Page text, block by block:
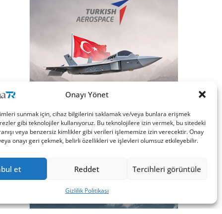
Onayı Yönet
sunmak için, cihaz bilgilerini saklamak ve/veya bunlara erişmek
gibi teknolojiler kullanıyoruz. Bu teknolojilere izin vermek, bu sitedeki
veya benzersiz kimlikler gibi verileri işlememize izin verecektir. Onay
onayı geri çekmek, belirli özellikleri ve işlevleri olumsuz etkileyebilir.
et Reddet Tercihleri görüntüle
Gizlilik Politikası